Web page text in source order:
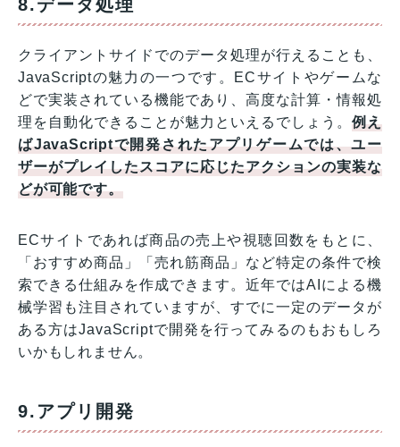
8.データ処理
クライアントサイドでのデータ処理が行えることも、
JavaScriptの魅力の一つです。ECサイトやゲームな
どで実装されている機能であり、高度な計算・情報処
理を自動化できることが魅力といえるでしょう。例え
ばJavaScriptで開発されたアプリゲームでは、ユー
ザーがプレイしたスコアに応じたアクションの実装な
どが可能です。
ECサイトであれば商品の売上や視聴回数をもとに、
「おすすめ商品」「売れ筋商品」など特定の条件で検
索できる仕組みを作成できます。近年ではAIによる機
械学習も注目されていますが、すでに一定のデータが
ある方はJavaScriptで開発を行ってみるのもおもしろ
いかもしれません。
9.アプリ開発